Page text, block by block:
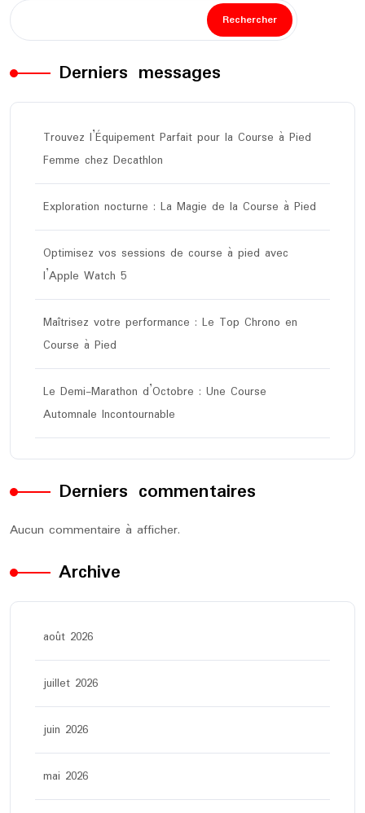
Rechercher
Derniers messages
Trouvez l’Équipement Parfait pour la Course à Pied
Femme chez Decathlon
Exploration nocturne : La Magie de la Course à Pied
Optimisez vos sessions de course à pied avec
l’Apple Watch 5
Maîtrisez votre performance : Le Top Chrono en
Course à Pied
Le Demi-Marathon d’Octobre : Une Course
Automnale Incontournable
Derniers commentaires
Aucun commentaire à afficher.
Archive
août 2026
juillet 2026
juin 2026
mai 2026